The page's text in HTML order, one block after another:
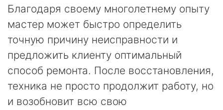
Благодаря своему многолетнему опыту
мастер может быстро определить
точную причину неисправности и
предложить клиенту оптимальный
способ ремонта. После восстановления,
техника не просто продолжит работу, но
и возобновит всю свою